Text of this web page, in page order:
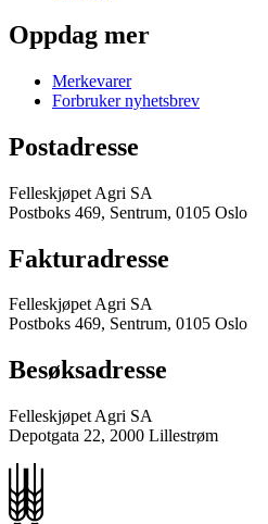
Oppdag mer
Merkevarer
Forbruker nyhetsbrev
Postadresse
Felleskjøpet Agri SA
Postboks 469, Sentrum, 0105 Oslo
Fakturadresse
Felleskjøpet Agri SA
Postboks 469, Sentrum, 0105 Oslo
Besøksadresse
Felleskjøpet Agri SA
Depotgata 22, 2000 Lillestrøm